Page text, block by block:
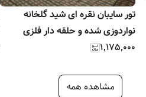
تور سایبان نقره ای شید گلخانه
نواردوزی شده و حلقه دار فلزی
۱٬۱۷۵٬۰۰۰
مشاهده همه